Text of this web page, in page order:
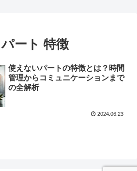
ート 特徴
使えないパートの特徴とは？時間
管理からコミュニケーションまで
の全解析
2024.06.23